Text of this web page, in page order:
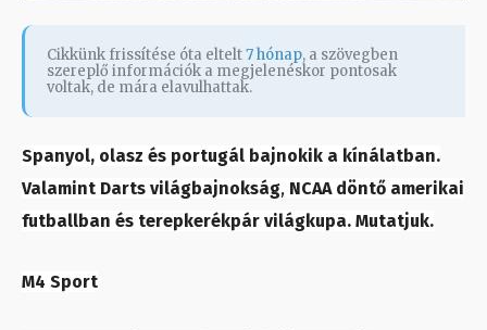
Cikkünk frissítése óta eltelt7 hónap, a szövegben
szereplő információk a megjelenéskor pontosak
voltak, de mára elavulhattak.
Spanyol, olasz és portugál bajnokik a kínálatban.
Valamint Darts világbajnokság, NCAA döntő amerikai
futballban és terepkerékpár világkupa. Mutatjuk.
M4 Sport